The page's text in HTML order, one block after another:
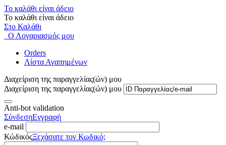
Το καλάθι είναι άδειο
Το καλάθι είναι άδειο
Στο Καλάθι
Ο Λογαριασμός μου
Orders
Λίστα Αγαπημένων
Διαχείριση της παραγγελίας(ών) μου
Διαχείριση της παραγγελίας(ών) μου
Anti-bot validation
ΣύνδεσηΕγγραφή
e-mail
ΚώδικόςΞεχάσατε τον Κωδικό;